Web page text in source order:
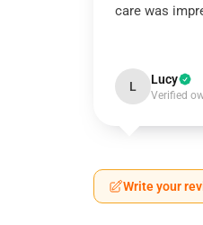
care was
L Lucy
Verified
Write your